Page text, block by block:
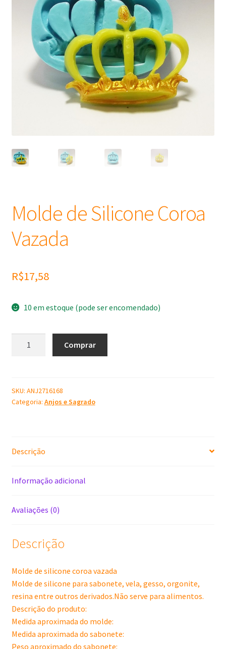
Frascos
Extratos
Corante, Pigmento e Óxido
Óleos
Molde de Silicone Coroa
Vazada
R$17,58
10 em estoque (pode ser encomendado)
Vazada
quantidade
Comprar
SKU: ANJ2716168
Categoria: Anjos e Sagrado
Descrição
Informação adicional
Avaliações (0)
Descrição
Molde de silicone coroa vazada
Molde de silicone para sabonete, vela, gesso, orgonite,
resina entre outros derivados.Não serve para alimentos.
Descrição do produto:
Medida aproximada do molde:
Medida aproximada do sabonete:
Peso aproximado do sabonete: